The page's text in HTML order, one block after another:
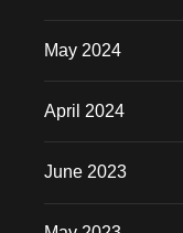
May 2024
April 2024
June 2023